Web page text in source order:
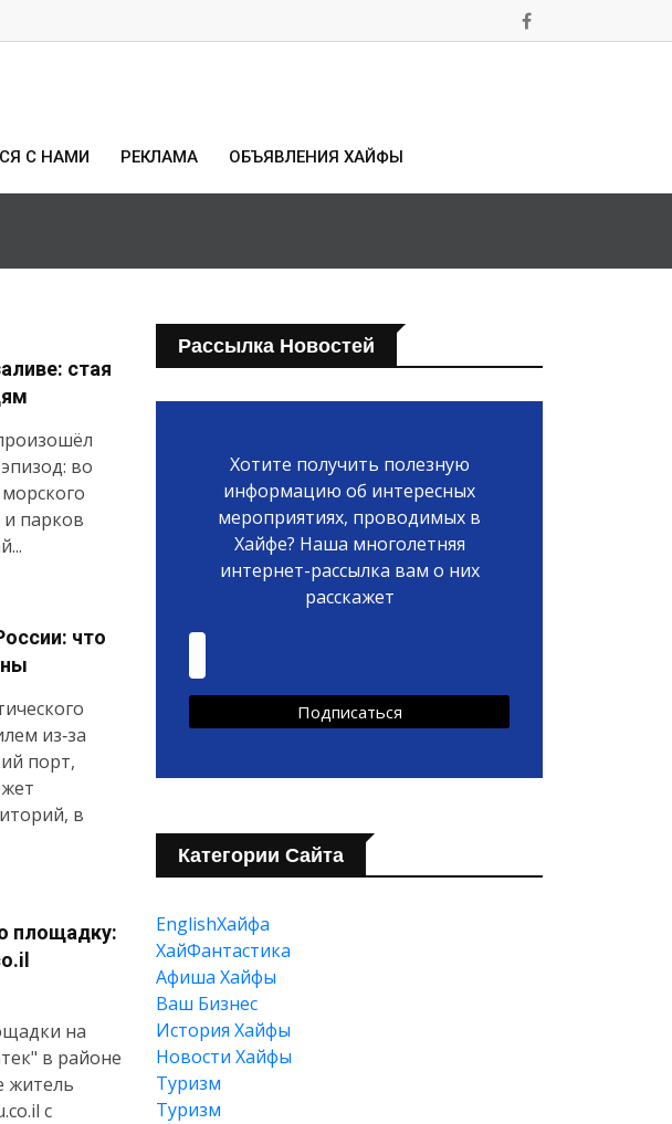
С НАМИ РЕКЛАМА ОБЪЯВЛЕНИЯ ХАЙФЫ
стая
во
парков
что
из‑за
порт,
в
площадку:
на
в районе
житель
с
Рассылка Новостей
Хотите получить полезную
информацию об интересных
мероприятиях, проводимых в
Хайфе? Наша многолетняя
интернет-рассылка вам о них
расскажет
Категории Сайта
EnglishХайфа
XайФантастика
Афиша Хайфы
Ваш Бизнес
История Хайфы
Новости Хайфы
Туризм
Туризм